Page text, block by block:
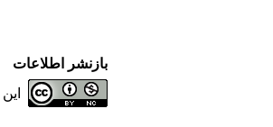
بازنشر اطلاعات